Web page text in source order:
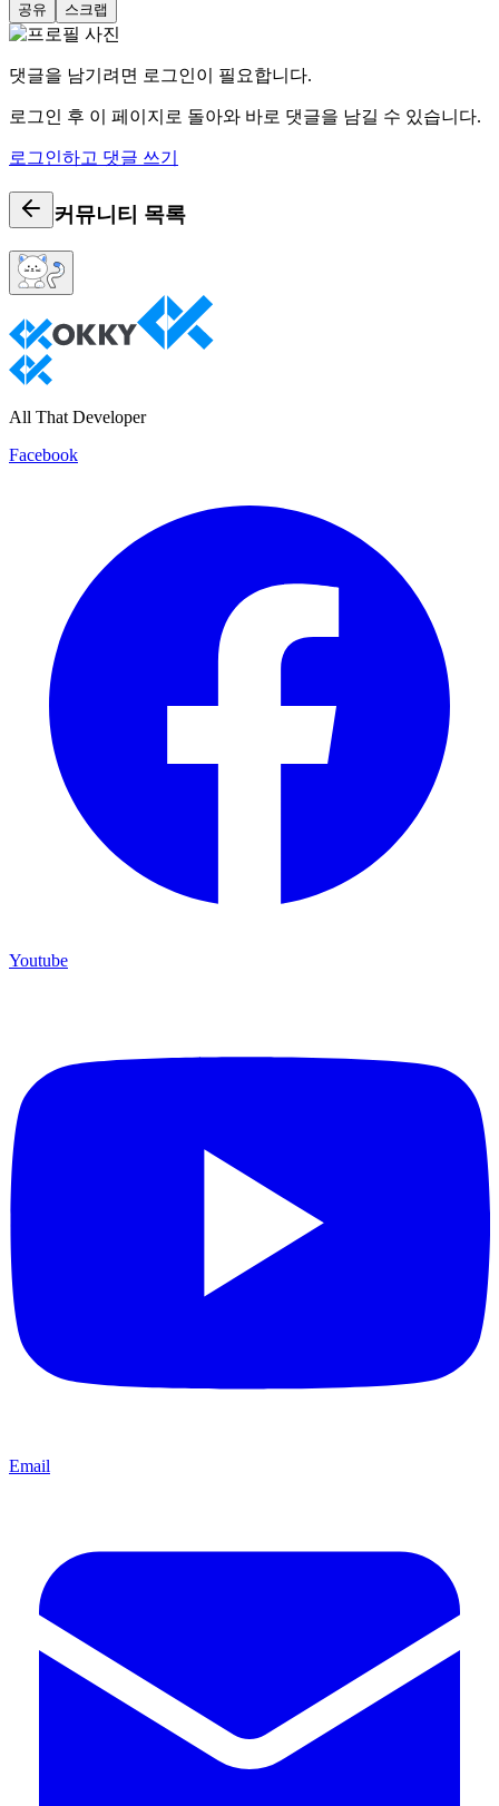
공유 스크랩
댓글을 남기려면 로그인이 필요합니다.
로그인 후 이 페이지로 돌아와 바로 댓글을 남길 수 있습니다.
로그인하고 댓글 쓰기
커뮤니티 목록
All That Developer
Facebook
Youtube
Email